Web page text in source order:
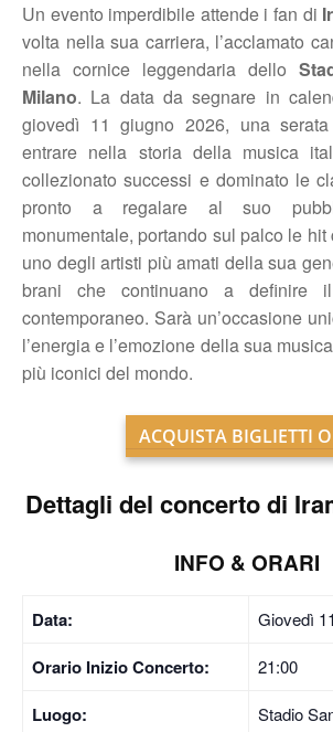
Un evento imperdibile attende i fan di
volta nella sua carriera, l’acclamato
nella cornice leggendaria dello
Milano. La data da segnare in
giovedì 11 giugno 2026, una
entrare nella storia della musica
collezionato successi e dominato le
pronto a regalare al suo
monumentale, portando sul palco le
uno degli artisti più amati della sua
brani che continuano a definire
contemporaneo. Sarà un’occasione
l’energia e l’emozione della sua
più iconici del mondo.
ACQUISTA BIGLIETTI
Dettagli del concerto di
INFO & ORARI
Data: Giovedì
Orario Inizio Concerto: 21:00
Luogo: Stadio